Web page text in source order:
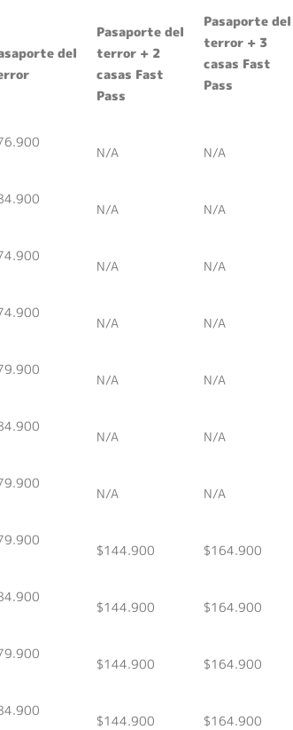
del
Pasaporte del
terror + 2
casas Fast
Pass
Pasaporte del
terror + 3
casas Fast
Pass
N/A N/A
N/A N/A
N/A N/A
N/A N/A
N/A N/A
N/A N/A
N/A N/A
$144.900 $164.900
$144.900 $164.900
$144.900 $164.900
$144.900 $164.900